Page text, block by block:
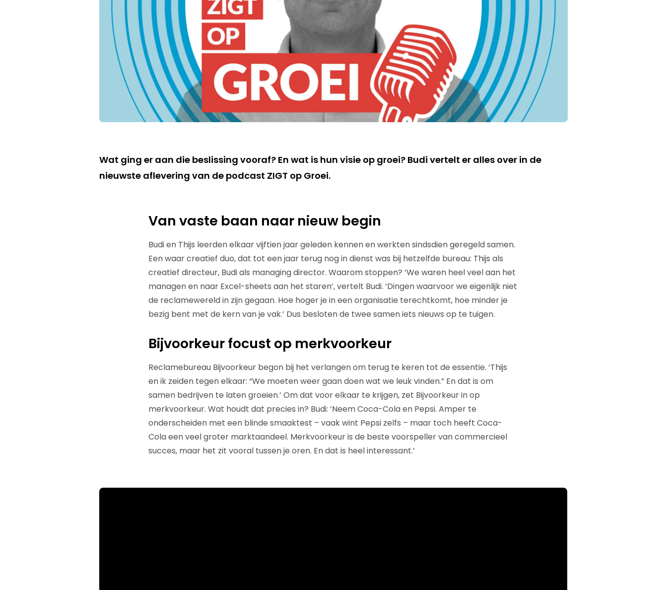
Wat ging er aan die beslissing vooraf? En wat is hun visie op groei? Budi vertelt er alles over in de
nieuwste aflevering van de podcast ZIGT op Groei.
Van vaste baan naar nieuw begin
Budi en Thijs leerden elkaar vijftien jaar geleden kennen en werkten sindsdien geregeld samen.
Een waar creatief duo, dat tot een jaar terug nog in dienst was bij hetzelfde bureau: Thijs als
creatief directeur, Budi als managing director. Waarom stoppen? ‘We waren heel veel aan het
managen en naar Excel-sheets aan het staren’, vertelt Budi. ‘Dingen waarvoor we eigenlijk niet
de reclamewereld in zijn gegaan. Hoe hoger je in een organisatie terechtkomt, hoe minder je
bezig bent met de kern van je vak.’ Dus besloten de twee samen iets nieuws op te tuigen.
Bijvoorkeur focust op merkvoorkeur
Reclamebureau Bijvoorkeur begon bij het verlangen om terug te keren tot de essentie. ‘Thijs
en ik zeiden tegen elkaar: “We moeten weer gaan doen wat we leuk vinden.” En dat is om
samen bedrijven te laten groeien.’ Om dat voor elkaar te krijgen, zet Bijvoorkeur in op
merkvoorkeur. Wat houdt dat precies in? Budi: ‘Neem Coca-Cola en Pepsi. Amper te
onderscheiden met een blinde smaaktest – vaak wint Pepsi zelfs – maar toch heeft Coca-
Cola een veel groter marktaandeel. Merkvoorkeur is de beste voorspeller van commercieel
succes, maar het zit vooral tussen je oren. En dat is heel interessant.’